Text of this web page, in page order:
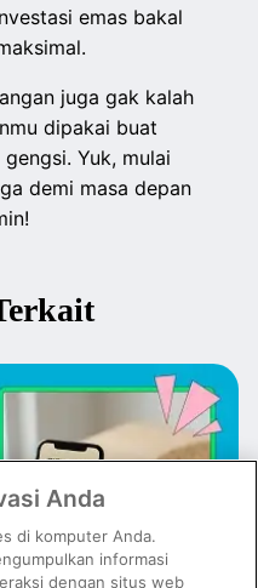
emas bakal
juga gak kalah
dipakai buat
Yuk, mulai
demi masa depan
Anda
di komputer Anda.
informasi
dengan situs web